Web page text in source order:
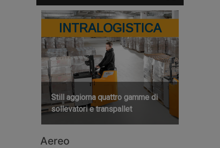
INTRALOGISTICA
Still aggiorna quattro gamme di
sollevatori e transpallet
Aereo